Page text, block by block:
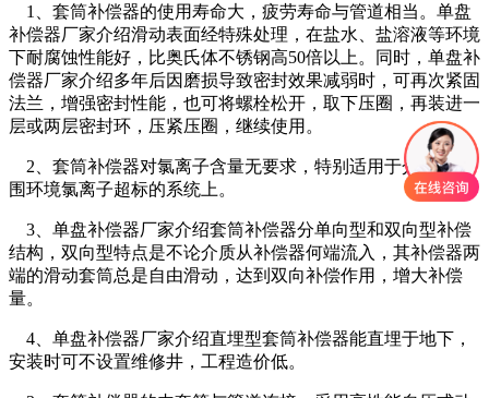
1、套筒补偿器的使用寿命大，疲劳寿命与管道相当。单盘
补偿器厂家介绍滑动表面经特殊处理，在盐水、盐溶液等环境
下耐腐蚀性能好，比奥氏体不锈钢高50倍以上。同时，单盘补
偿器厂家介绍多年后因磨损导致密封效果减弱时，可再次紧固
法兰，增强密封性能，也可将螺栓松开，取下压圈，再装进一
层或两层密封环，压紧压圈，继续使用。
2、套筒补偿器对氯离子含量无要求，特别适用于介质或周
围环境氯离子超标的系统上。
3、单盘补偿器厂家介绍套筒补偿器分单向型和双向型补偿
结构，双向型特点是不论介质从补偿器何端流入，其补偿器两
端的滑动套筒总是自由滑动，达到双向补偿作用，增大补偿
量。
4、单盘补偿器厂家介绍直埋型套筒补偿器能直埋于地下，
安装时可不设置维修井，工程造价低。